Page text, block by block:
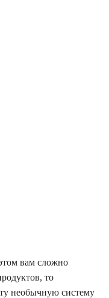
вам сложно
то
необычную систему